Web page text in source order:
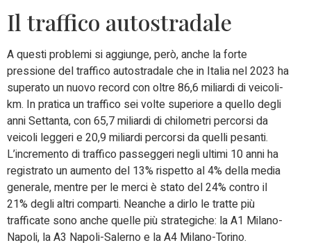
Il traffico autostradale
A questi problemi si aggiunge, però, anche la forte
pressione del traffico autostradale che in Italia nel 2023 ha
superato un nuovo record con oltre 86,6 miliardi di veicoli-
km. In pratica un traffico sei volte superiore a quello degli
anni Settanta, con 65,7 miliardi di chilometri percorsi da
veicoli leggeri e 20,9 miliardi percorsi da quelli pesanti.
L’incremento di traffico passeggeri negli ultimi 10 anni ha
registrato un aumento del 13% rispetto al 4% della media
generale, mentre per le merci è stato del 24% contro il
21% degli altri comparti. Neanche a dirlo le tratte più
trafficate sono anche quelle più strategiche: la A1 Milano-
Napoli, la A3 Napoli-Salerno e la A4 Milano-Torino.